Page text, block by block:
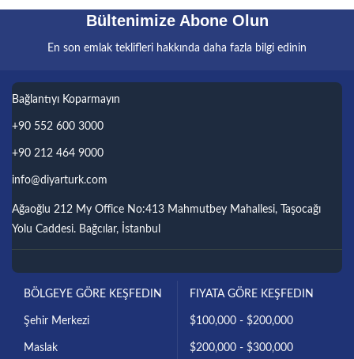
Bültenimize Abone Olun
En son emlak teklifleri hakkında daha fazla bilgi edinin
Bağlantıyı Koparmayın
+90 552 600 3000
+90 212 464 9000
info@diyarturk.com
Ağaoğlu 212 My Office No:413 Mahmutbey Mahallesi, Taşocağı
Yolu Caddesi. Bağcılar, İstanbul
BÖLGEYE GÖRE KEŞFEDIN
Şehir Merkezi
Maslak
FIYATA GÖRE KEŞFEDIN
$100,000 - $200,000
$200,000 - $300,000